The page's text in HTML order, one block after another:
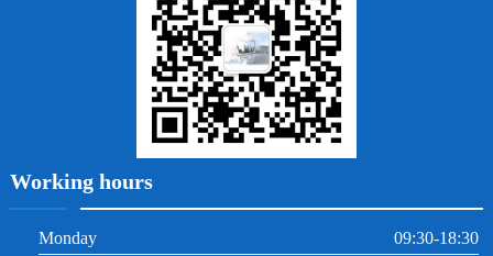
Working hours
Monday
09:30-18:30